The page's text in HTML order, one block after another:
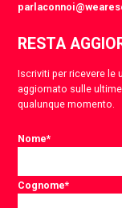
RESTA
Iscriviti per ricevere le
aggiornato sulle
qualunque momento.
Nome*
Cognome*